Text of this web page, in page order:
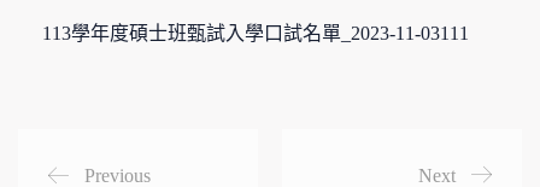
113學年度碩士班甄試入學口試名單_2023-11-03111
Previous Next